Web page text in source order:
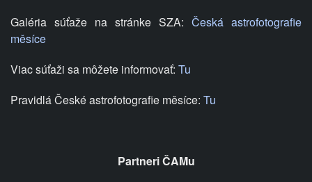
Galéria súťaže na stránke SZA: Česká astrofotografie
měsíce
Viac súťaži sa môžete informovať: Tu
Pravidlá České astrofotografie měsíce: Tu
Partneri ČAMu